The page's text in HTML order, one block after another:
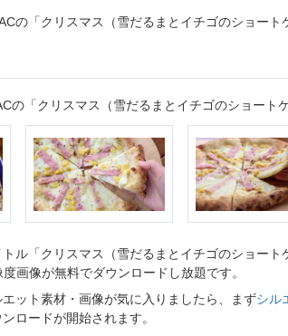
の「クリスマス（雪だるまとイチゴのショート
の「クリスマス（雪だるまとイチゴのショート
ル「クリスマス（雪だるまとイチゴのショー
画像が無料でダウンロードし放題です。
ット素材・画像が気に入りましたら、まずシル
ロードが開始されます。